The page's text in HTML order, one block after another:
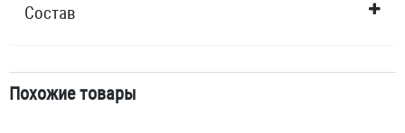
Состав
Похожие товары